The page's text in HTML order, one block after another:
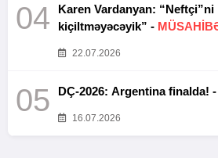
04
Karen Vardanyan:
kiçiltməyəcəyik” -
22.07.2026
05 DÇ-2026: Argentina finalda! -
16.07.2026